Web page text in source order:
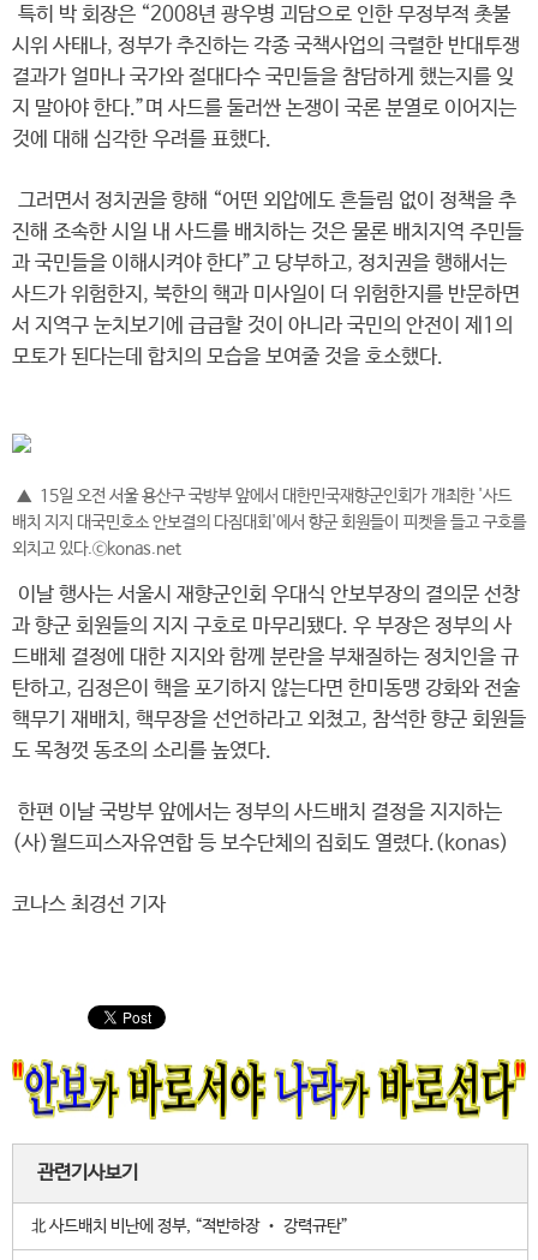
특히 박 회장은 “2008년 광우병 괴담으로 인한 무정부적 촛불
시위 사태나, 정부가 추진하는 각종 국책사업의 극렬한 반대투쟁
결과가 얼마나 국가와 절대다수 국민들을 참담하게 했는지를 잊
지 말아야 한다.”며 사드를 둘러싼 논쟁이 국론 분열로 이어지는
것에 대해 심각한 우려를 표했다.
그러면서 정치권을 향해 “어떤 외압에도 흔들림 없이 정책을 추
진해 조속한 시일 내 사드를 배치하는 것은 물론 배치지역 주민들
과 국민들을 이해시켜야 한다”고 당부하고, 정치권을 행해서는
사드가 위험한지, 북한의 핵과 미사일이 더 위험한지를 반문하면
서 지역구 눈치보기에 급급할 것이 아니라 국민의 안전이 제1의
모토가 된다는데 합치의 모습을 보여줄 것을 호소했다.
▲ 15일 오전 서울 용산구 국방부 앞에서 대한민국재향군인회가 개최한 '사드
배치 지지 대국민호소 안보결의 다짐대회'에서 향군 회원들이 피켓을 들고 구호를
외치고 있다.ⓒkonas.net
이날 행사는 서울시 재향군인회 우대식 안보부장의 결의문 선창
과 향군 회원들의 지지 구호로 마무리됐다. 우 부장은 정부의 사
드배체 결정에 대한 지지와 함께 분란을 부채질하는 정치인을 규
탄하고, 김정은이 핵을 포기하지 않는다면 한미동맹 강화와 전술
핵무기 재배치, 핵무장을 선언하라고 외쳤고, 참석한 향군 회원들
도 목청껏 동조의 소리를 높였다.
한편 이날 국방부 앞에서는 정부의 사드배치 결정을 지지하는
(사)월드피스자유연합 등 보수단체의 집회도 열렸다.(konas)
코나스 최경선 기자
관련기사보기
北 사드배치 비난에 정부, “적반하장 ‧ 강력규탄”